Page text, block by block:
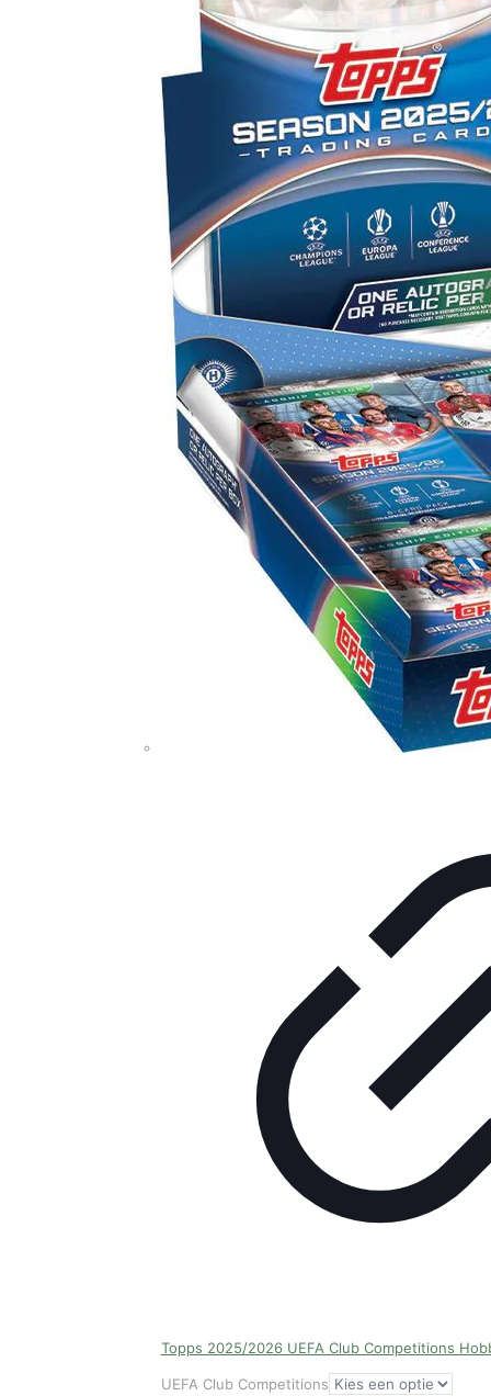
Topps 2025/2026 UEFA Club Competitions
UEFA Club Competitions